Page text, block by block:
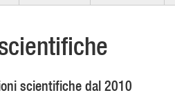
scientifiche dal 2010